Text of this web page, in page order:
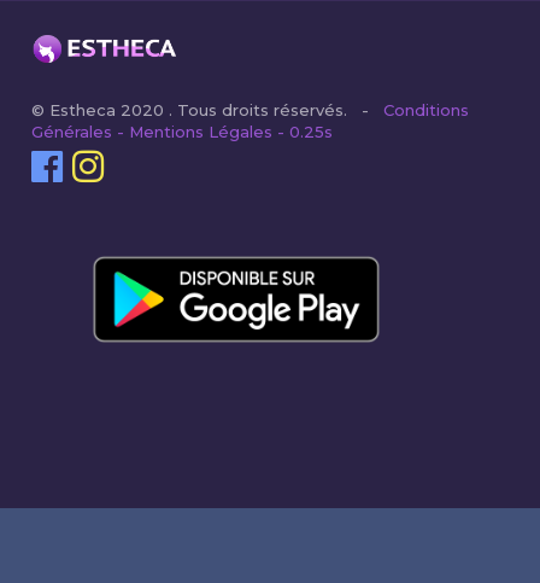
© Estheca 2020 . Tous droits réservés. -Conditions
Générales - Mentions Légales - 0.25s